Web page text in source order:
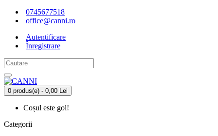
0745677518
office@canni.ro
Autentificare
Înregistrare
0 produs(e) - 0,00 Lei
Coșul este gol!
Categorii